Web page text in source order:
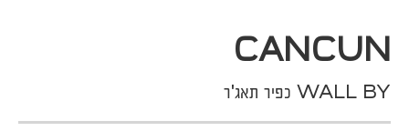
CANCUN
WALL BY כפיר תאג'ר